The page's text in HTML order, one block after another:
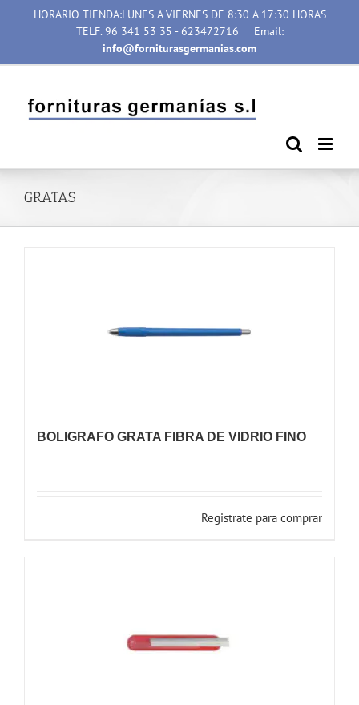
HORARIO TIENDA:LUNES A VIERNES DE 8:30 A 17:30 HORAS
TELF. 96 341 53 35 - 623472716
Email:
info@forniturasgermanias.com
GRATAS
BOLIGRAFO GRATA FIBRA DE VIDRIO FINO
Registrate para comprar